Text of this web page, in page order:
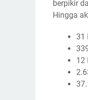
berpikir
Hingga
31
12